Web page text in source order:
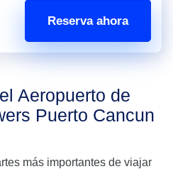
Reserva ahora
Aeropuerto de
Puerto Cancun
más importantes de viajar